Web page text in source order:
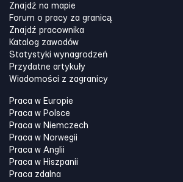
Znajdź na mapie
Forum o pracy za granicą
Znajdź pracownika
Katalog zawodów
Statystyki wynagrodzeń
Przydatne artykuły
Wiadomości z zagranicy
Praca w Europie
Praca w Polsce
Praca w Niemczech
Praca w Norwegii
Praca w Anglii
Praca w Hiszpanii
Praca zdalna